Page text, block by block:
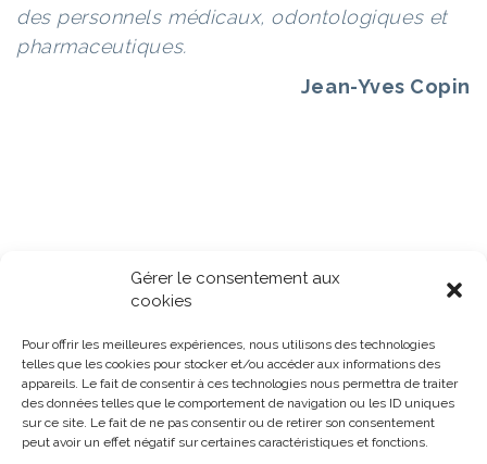
Gérer le consentement aux
cookies
Pour offrir les meilleures expériences, nous utilisons des technologies
telles que les cookies pour stocker et/ou accéder aux informations des
appareils. Le fait de consentir à ces technologies nous permettra de traiter
des données telles que le comportement de navigation ou les ID uniques
sur ce site. Le fait de ne pas consentir ou de retirer son consentement
peut avoir un effet négatif sur certaines caractéristiques et fonctions.
des personnels médicaux, odontologiques et
pharmaceutiques.
Jean-Yves Copin